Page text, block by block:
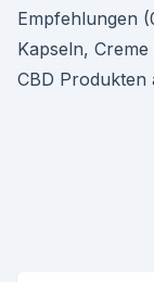
Empfehlungen
Kapseln,
CBD Produkten